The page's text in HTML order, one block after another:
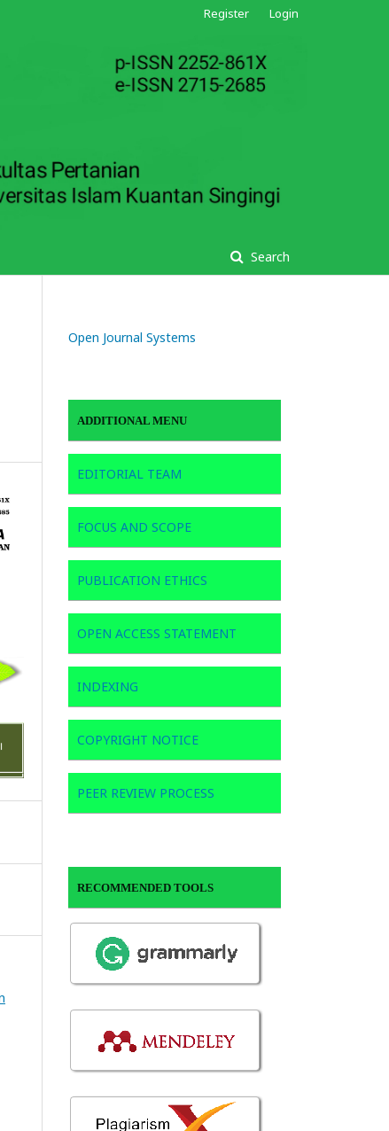
Search
Register Login
Open Journal Systems
ADDITIONAL MENU
EDITORIAL TEAM
FOCUS AND SCOPE
PUBLICATION ETHICS
OPEN ACCESS STATEMENT
INDEXING
COPYRIGHT NOTICE
PEER REVIEW PROCESS
RECOMMENDED TOOLS